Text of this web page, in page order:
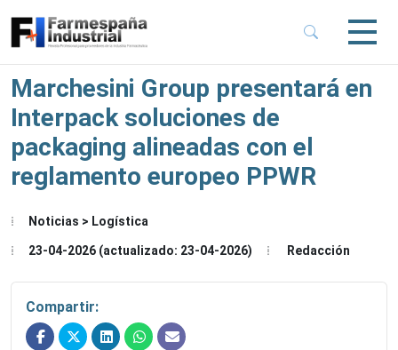
Menu
Menu
Menu
Marchesini Group presentará en
Interpack soluciones de
packaging alineadas con el
reglamento europeo PPWR
Noticias > Logística
23-04-2026 (actualizado: 23-04-2026) Redacción
Compartir: